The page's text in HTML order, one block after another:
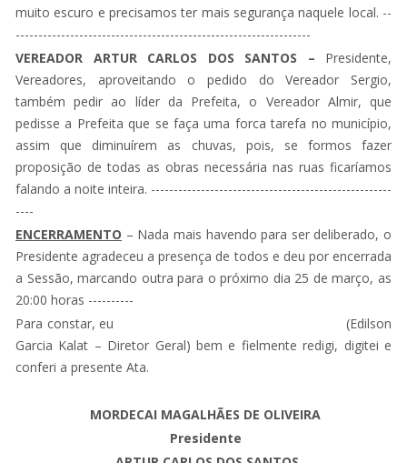
muito escuro e precisamos ter mais segurança naquele local. --
-----------------------------------------------------------------
VEREADOR ARTUR CARLOS DOS SANTOS – Presidente,
Vereadores, aproveitando o pedido do Vereador Sergio,
também pedir ao líder da Prefeita, o Vereador Almir, que
pedisse a Prefeita que se faça uma forca tarefa no município,
assim que diminuírem as chuvas, pois, se formos fazer
proposição de todas as obras necessária nas ruas ficaríamos
falando a noite inteira. -----------------------------------------------------
----
ENCERRAMENTO – Nada mais havendo para ser deliberado, o
Presidente agradeceu a presença de todos e deu por encerrada
a Sessão, marcando outra para o próximo dia 25 de março, as
20:00 horas ----------
Para constar, eu (Edilson
Garcia Kalat – Diretor Geral) bem e fielmente redigi, digitei e
conferi a presente Ata.
MORDECAI MAGALHÃES DE OLIVEIRA
Presidente